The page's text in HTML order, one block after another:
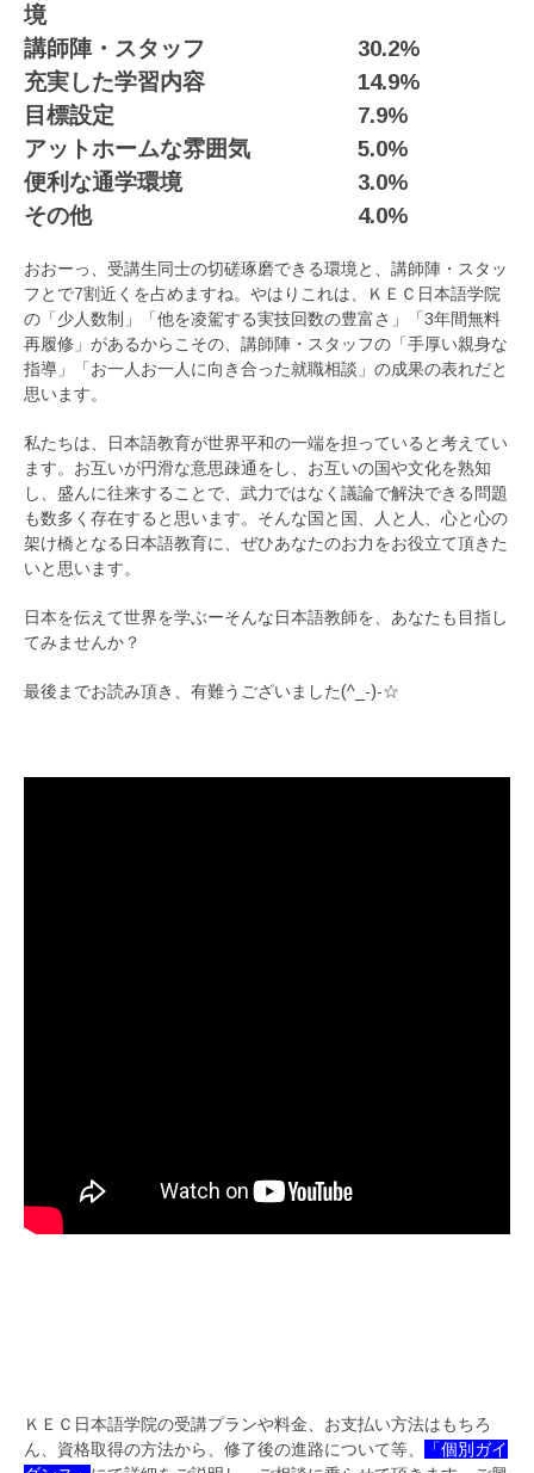
境
講師陣・スタッフ
30.2%
充実した学習内容
14.9%
目標設定
7.9%
アットホームな雰囲気
5.0%
便利な通学環境
3.0%
その他
4.0%
おおーっ、受講生同士の切磋琢磨できる環境と、講師陣・スタッ
フとで7割近くを占めますね。やはりこれは、ＫＥＣ日本語学院
の「少人数制」「他を凌駕する実技回数の豊富さ」「3年間無料
再履修」があるからこその、講師陣・スタッフの「手厚い親身な
指導」「お一人お一人に向き合った就職相談」の成果の表れだと
思います。
私たちは、日本語教育が世界平和の一端を担っていると考えてい
ます。お互いが円滑な意思疎通をし、お互いの国や文化を熟知
し、盛んに往来することで、武力ではなく議論で解決できる問題
も数多く存在すると思います。そんな国と国、人と人、心と心の
架け橋となる日本語教育に、ぜひあなたのお力をお役立て頂きた
いと思います。
日本を伝えて世界を学ぶーそんな日本語教師を、あなたも目指し
てみませんか？
最後までお読み頂き、有難うございました(^_-)-☆
ＫＥＣ日本語学院の受講プランや料金、お支払い方法はもちろ
ん、資格取得の方法から、修了後の進路について等、
「個別ガイ